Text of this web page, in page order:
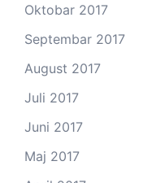
Oktobar 2017
Septembar 2017
August 2017
Juli 2017
Juni 2017
Maj 2017